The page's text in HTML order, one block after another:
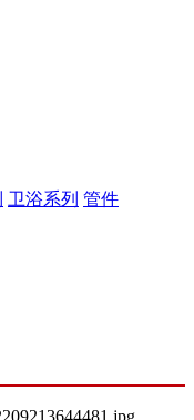
卫浴系列 管件